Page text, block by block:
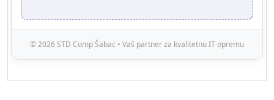
© 2026 STD Comp Šabac • Vaš partner za kvalitetnu IT opremu